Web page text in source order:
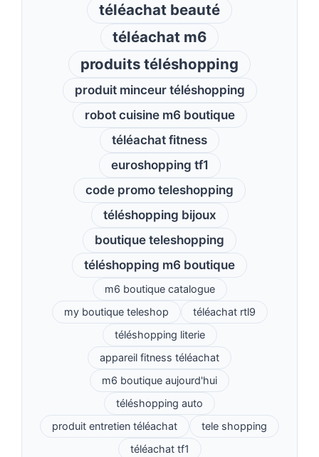
téléachat beauté
téléachat m6
produits téléshopping
produit minceur téléshopping
robot cuisine m6 boutique
téléachat fitness
euroshopping tf1
code promo teleshopping
téléshopping bijoux
boutique teleshopping
téléshopping m6 boutique
m6 boutique catalogue
my boutique teleshop
téléachat rtl9
téléshopping literie
appareil fitness téléachat
m6 boutique aujourd'hui
téléshopping auto
produit entretien téléachat
tele shopping
téléachat tf1